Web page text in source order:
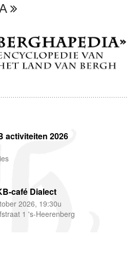
activiteiten 2026
café Dialect
2026, 19:30u
1 's-Heerenberg